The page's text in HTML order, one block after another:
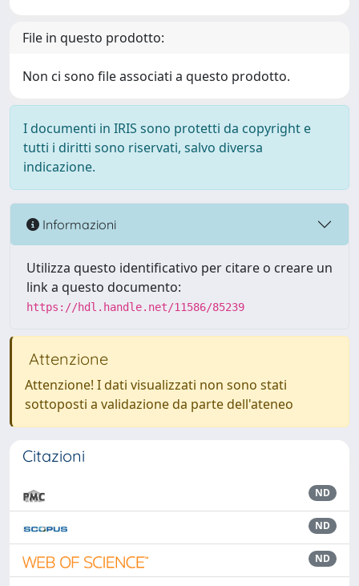
File in questo prodotto:
Non ci sono file associati a questo prodotto.
I documenti in IRIS sono protetti da copyright e
tutti i diritti sono riservati, salvo diversa
indicazione.
Informazioni
Utilizza questo identificativo per citare o creare un
link a questo documento:
https://hdl.handle.net/11586/85239
Attenzione
Attenzione! I dati visualizzati non sono stati
sottoposti a validazione da parte dell'ateneo
Citazioni
ND
ND
ND